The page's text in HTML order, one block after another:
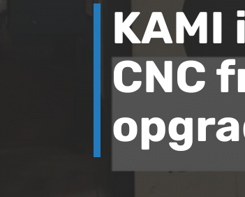
CNC